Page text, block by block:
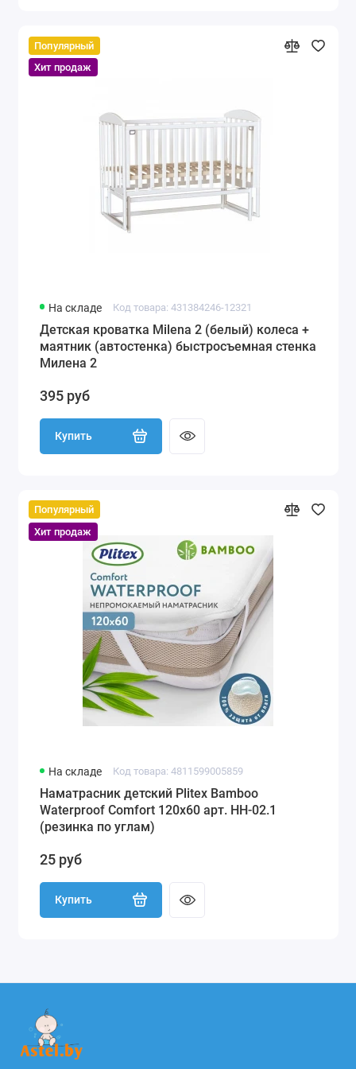
Популярный
Хит продаж
На складе Код товара: 431384246-12321
Детская кроватка Milena 2 (белый) колеса +
маятник (автостенка) быстросъемная стенка
Милена 2
395 руб
Купить
Популярный
Хит продаж
На складе Код товара: 4811599005859
Наматрасник детский Plitex Bamboo
Waterproof Comfort 120х60 арт. НН-02.1
(резинка по углам)
25 руб
Купить